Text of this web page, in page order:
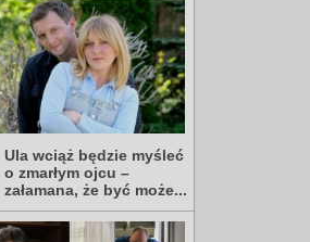
Ula wciąż będzie myśleć
o zmarłym ojcu –
załamana, że być może...